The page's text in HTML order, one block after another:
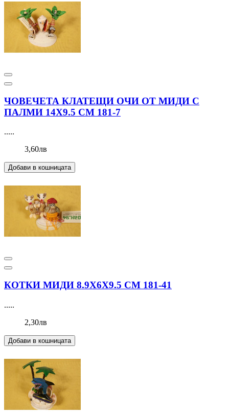
ЧОВЕЧЕТА КЛАТЕЩИ ОЧИ ОТ МИДИ С
ПАЛМИ 14Х9.5 СМ 181-7
.....
3,60лв
Добави в кошницата
КОТКИ МИДИ 8.9Х6Х9.5 СМ 181-41
.....
2,30лв
Добави в кошницата